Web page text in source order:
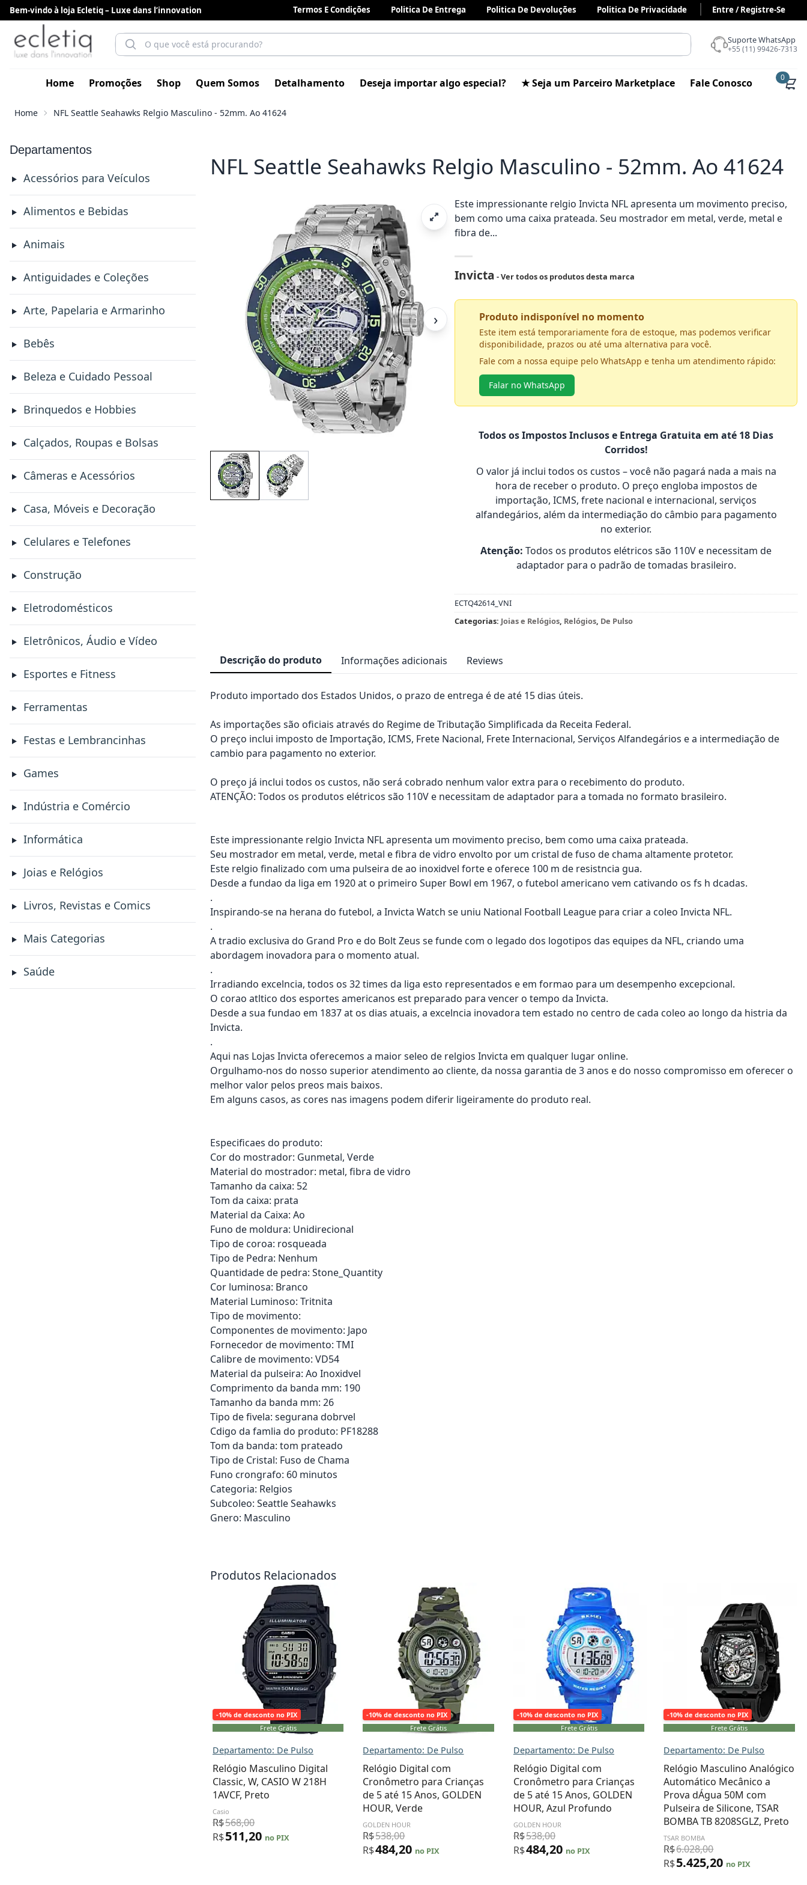
Bem-vindo à loja Ecletiq – Luxe dans l’innovation Termos E Condições Politica De Entrega Politica De Devoluções Politica De Privacidade Entre / Registre-Se
Suporte WhatsApp
+55 (11) 99426-7313
Home Promoções Shop Quem Somos Detalhamento Deseja importar algo especial? ★ Seja um Parceiro Marketplace Fale Conosco 0
Home NFL Seattle Seahawks Relgio Masculino - 52mm. Ao 41624
Departamentos
Acessórios para Veículos
Alimentos e Bebidas
Animais
Antiguidades e Coleções
Arte, Papelaria e Armarinho
Bebês
Beleza e Cuidado Pessoal
Brinquedos e Hobbies
Calçados, Roupas e Bolsas
Câmeras e Acessórios
Casa, Móveis e Decoração
Celulares e Telefones
Construção
Eletrodomésticos
Eletrônicos, Áudio e Vídeo
Esportes e Fitness
Ferramentas
Festas e Lembrancinhas
Games
Indústria e Comércio
Informática
Joias e Relógios
Livros, Revistas e Comics
Mais Categorias
Saúde
NFL Seattle Seahawks Relgio Masculino - 52mm. Ao 41624
›
Este impressionante relgio Invicta NFL apresenta um movimento preciso,
bem como uma caixa prateada. Seu mostrador em metal, verde, metal e
fibra de...
Invicta - Ver todos os produtos desta marca
Produto indisponível no momento
Este item está temporariamente fora de estoque, mas podemos verificar
disponibilidade, prazos ou até uma alternativa para você.
Fale com a nossa equipe pelo WhatsApp e tenha um atendimento rápido:
Falar no WhatsApp
Todos os Impostos Inclusos e Entrega Gratuita em até 18 Dias
Corridos!
O valor já inclui todos os custos – você não pagará nada a mais na
hora de receber o produto. O preço engloba impostos de
importação, ICMS, frete nacional e internacional, serviços
alfandegários, além da intermediação do câmbio para pagamento
no exterior.
Atenção: Todos os produtos elétricos são 110V e necessitam de
adaptador para o padrão de tomadas brasileiro.
ECTQ42614_VNI
Categorias: Joias e Relógios, Relógios, De Pulso
Descrição do produto Informações adicionais Reviews
Produto importado dos Estados Unidos, o prazo de entrega é de até 15 dias úteis.
As importações são oficiais através do Regime de Tributação Simplificada da Receita Federal.
O preço inclui imposto de Importação, ICMS, Frete Nacional, Frete Internacional, Serviços Alfandegários e a intermediação de
cambio para pagamento no exterior.
O preço já inclui todos os custos, não será cobrado nenhum valor extra para o recebimento do produto.
ATENÇÃO: Todos os produtos elétricos são 110V e necessitam de adaptador para a tomada no formato brasileiro.
Este impressionante relgio Invicta NFL apresenta um movimento preciso, bem como uma caixa prateada.
Seu mostrador em metal, verde, metal e fibra de vidro envolto por um cristal de fuso de chama altamente protetor.
Este relgio finalizado com uma pulseira de ao inoxidvel forte e oferece 100 m de resistncia gua.
Desde a fundao da liga em 1920 at o primeiro Super Bowl em 1967, o futebol americano vem cativando os fs h dcadas.
.
Inspirando-se na herana do futebol, a Invicta Watch se uniu National Football League para criar a coleo Invicta NFL.
.
A tradio exclusiva do Grand Pro e do Bolt Zeus se funde com o legado dos logotipos das equipes da NFL, criando uma
abordagem inovadora para o momento atual.
.
Irradiando excelncia, todos os 32 times da liga esto representados e em formao para um desempenho excepcional.
O corao atltico dos esportes americanos est preparado para vencer o tempo da Invicta.
Desde a sua fundao em 1837 at os dias atuais, a excelncia inovadora tem estado no centro de cada coleo ao longo da histria da
Invicta.
.
Aqui nas Lojas Invicta oferecemos a maior seleo de relgios Invicta em qualquer lugar online.
Orgulhamo-nos do nosso superior atendimento ao cliente, da nossa garantia de 3 anos e do nosso compromisso em oferecer o
melhor valor pelos preos mais baixos.
Em alguns casos, as cores nas imagens podem diferir ligeiramente do produto real.
Especificaes do produto:
Cor do mostrador: Gunmetal, Verde
Material do mostrador: metal, fibra de vidro
Tamanho da caixa: 52
Tom da caixa: prata
Material da Caixa: Ao
Funo de moldura: Unidirecional
Tipo de coroa: rosqueada
Tipo de Pedra: Nenhum
Quantidade de pedra: Stone_Quantity
Cor luminosa: Branco
Material Luminoso: Tritnita
Tipo de movimento:
Componentes de movimento: Japo
Fornecedor de movimento: TMI
Calibre de movimento: VD54
Material da pulseira: Ao Inoxidvel
Comprimento da banda mm: 190
Tamanho da banda mm: 26
Tipo de fivela: segurana dobrvel
Cdigo da famlia do produto: PF18288
Tom da banda: tom prateado
Tipo de Cristal: Fuso de Chama
Funo crongrafo: 60 minutos
Categoria: Relgios
Subcoleo: Seattle Seahawks
Gnero: Masculino
Produtos Relacionados
-10% de desconto no PIX
Frete Grátis
Departamento: De Pulso
Relógio Masculino Digital
Classic, W, CASIO W 218H
1AVCF, Preto
Adicionar ao carrinho
Casio
R$568,00
R$511,20 no PIX
-10% de desconto no PIX
Frete Grátis
Departamento: De Pulso
Relógio Digital com
Cronômetro para Crianças
de 5 até 15 Anos, GOLDEN
HOUR, Verde
GOLDEN HOUR
R$538,00
R$484,20 no PIX
-10% de desconto no PIX
Frete Grátis
Departamento: De Pulso
Relógio Digital com
Cronômetro para Crianças
de 5 até 15 Anos, GOLDEN
HOUR, Azul Profundo
GOLDEN HOUR
R$538,00
R$484,20 no PIX
-10% de desconto no PIX
Frete Grátis
Departamento: De Pulso
Relógio Masculino Analógico
Automático Mecânico a
Prova dÁgua 50M com
Pulseira de Silicone, TSAR
BOMBA TB 8208SGLZ, Preto
TSAR BOMBA
R$6.028,00
R$5.425,20 no PIX